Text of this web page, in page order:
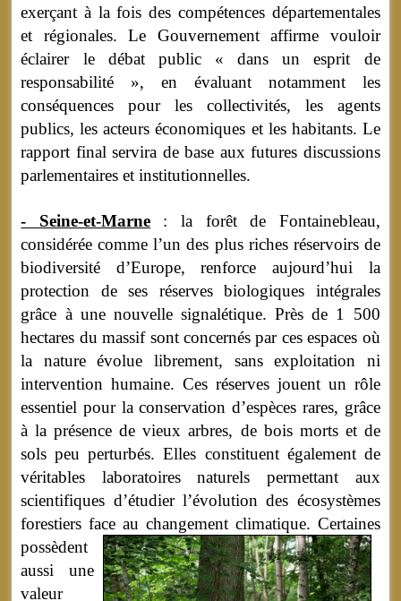
exerçant à la fois des compétences départementales
et régionales. Le Gouvernement affirme vouloir
éclairer le débat public « dans un esprit de
responsabilité », en évaluant notamment les
conséquences pour les collectivités, les agents
publics, les acteurs économiques et les habitants. Le
rapport final servira de base aux futures discussions
parlementaires et institutionnelles.
- Seine-et-Marne: la forêt de Fontainebleau,
considérée comme l’un des plus riches réservoirs de
biodiversité d’Europe, renforce aujourd’hui la
protection de ses réserves biologiques intégrales
grâce à une nouvelle signalétique. Près de 1 500
hectares du massif sont concernés par ces espaces où
la nature évolue librement, sans exploitation ni
intervention humaine. Ces réserves jouent un rôle
essentiel pour la conservation d’espèces rares, grâce
à la présence de vieux arbres, de bois morts et de
sols peu perturbés. Elles constituent également de
véritables laboratoires naturels permettant aux
scientifiques d’étudier l’évolution des écosystèmes
forestiers face au changement climatique. Certaines
possèdent
aussi une
valeur